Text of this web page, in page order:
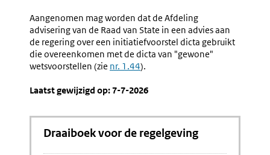
Aangenomen mag worden dat de Afdeling
advisering van de Raad van State in een advies aan
de regering over een initiatiefvoorstel dicta gebruikt
die overeenkomen met de dicta van "gewone"
wetsvoorstellen (zie nr. 1.44).
Laatst gewijzigd op: 7-7-2026
Draaiboek voor de regelgeving